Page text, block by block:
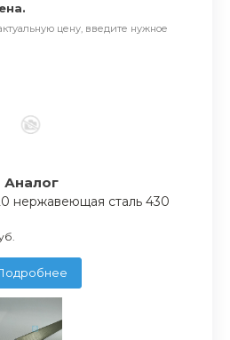
цену, введите нужное
Аналог
нержавеющая сталь 430